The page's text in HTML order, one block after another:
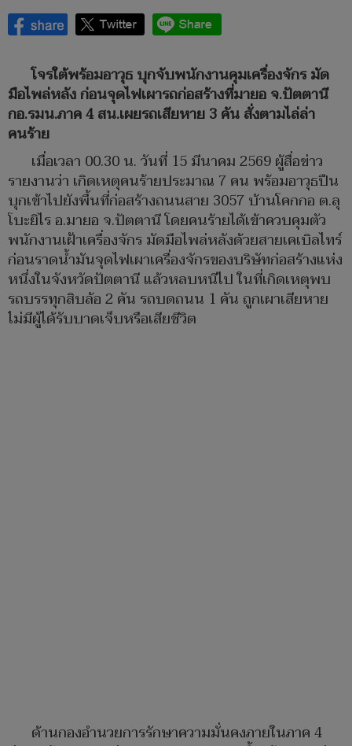
โจรใต้พร้อมอาวุธ บุกจับพนักงานคุมเครื่องจักร มัด
มือไพล่หลัง ก่อนจุดไฟเผารถก่อสร้างที่มายอ จ.ปัตตานี
กอ.รมน.ภาค 4 สน.เผยรถเสียหาย 3 คัน สั่งตามไล่ล่า
คนร้าย
เมื่อเวลา 00.30 น. วันที่ 15 มีนาคม 2569 ผู้สื่อข่าว
รายงานว่า เกิดเหตุคนร้ายประมาณ 7 คน พร้อมอาวุธปืน
บุกเข้าไปยังพื้นที่ก่อสร้างถนนสาย 3057 บ้านโคกกอ ต.ลุ
โบะยิไร อ.มายอ จ.ปัตตานี โดยคนร้ายได้เข้าควบคุมตัว
พนักงานเฝ้าเครื่องจักร มัดมือไพล่หลังด้วยสายเคเบิลไทร์
ก่อนราดน้ำมันจุดไฟเผาเครื่องจักรของบริษัทก่อสร้างแห่ง
หนึ่งในจังหวัดปัตตานี แล้วหลบหนีไป ในที่เกิดเหตุพบ
รถบรรทุกสิบล้อ 2 คัน รถบดถนน 1 คัน ถูกเผาเสียหาย
ไม่มีผู้ได้รับบาดเจ็บหรือเสียชีวิต
ด้านกองอำนวยการรักษาความมั่นคงภายในภาค 4